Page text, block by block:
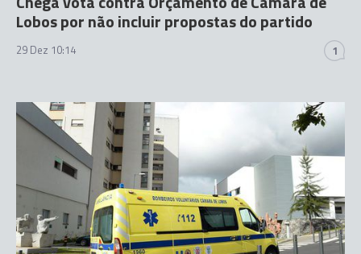
Lobos por não incluir propostas do partido
29 Dez 10:14 1